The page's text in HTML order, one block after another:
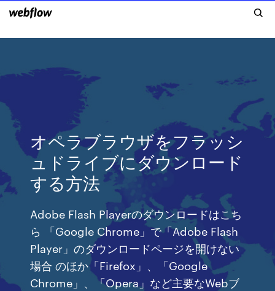
オペラブラウザをフラッシ
ュドライブにダウンロード
する方法
Adobe Flash Playerのダウンロードはこち
ら 「Google Chrome」で「Adobe Flash
Player」のダウンロードページを開けない
場合 のほか「Firefox」、「Google
Chrome」、「Opera」など主要なWebブ